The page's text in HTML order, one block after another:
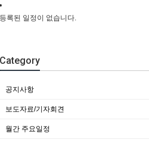
등록된 일정이 없습니다.
Category
공지사항
보도자료/기자회견
월간 주요일정